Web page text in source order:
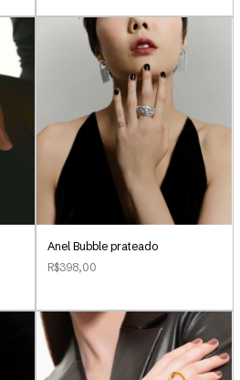
Anel Bubble prateado
R$398,00